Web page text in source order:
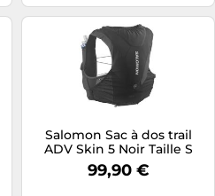
Salomon Sac à dos trail
ADV Skin 5 Noir Taille S
99,90 €